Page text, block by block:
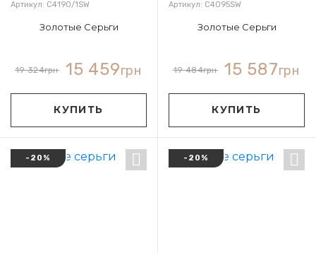
Артикул: С4190/1SW
Золотые Серьги
19 324грн 15 459грн
КУПИТЬ
Артикул: С4095SW
Золотые Серьги
19 484грн 15 587грн
КУПИТЬ
-20% -20%